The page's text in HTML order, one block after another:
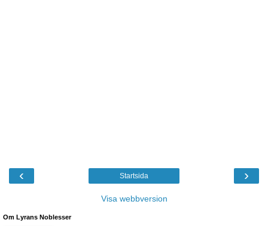
‹ ›
Startsida
Visa webbversion
Om Lyrans Noblesser